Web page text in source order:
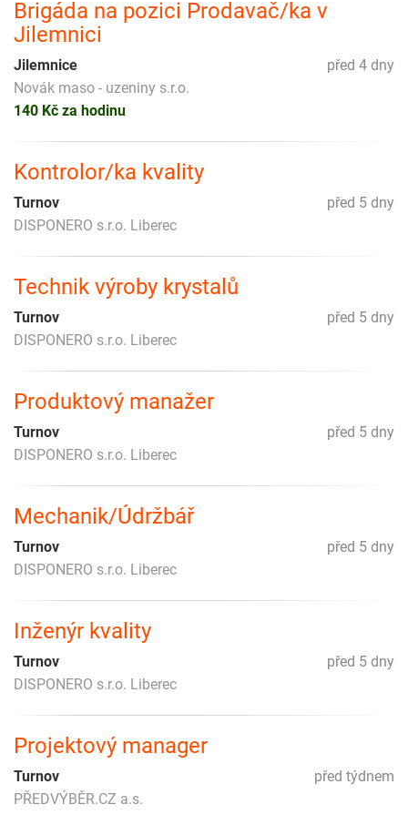
Brigáda na pozici Prodavač/ka v
Jilemnici
před 4 dny
Jilemnice
Novák maso - uzeniny s.r.o.
140 Kč za hodinu
Kontrolor/ka kvality
před 5 dny
Turnov
DISPONERO s.r.o. Liberec
Technik výroby krystalů
před 5 dny
Turnov
DISPONERO s.r.o. Liberec
Produktový manažer
před 5 dny
Turnov
DISPONERO s.r.o. Liberec
Mechanik/Údržbář
před 5 dny
Turnov
DISPONERO s.r.o. Liberec
Inženýr kvality
před 5 dny
Turnov
DISPONERO s.r.o. Liberec
Projektový manager
před týdnem
Turnov
PŘEDVÝBĚR.CZ a.s.